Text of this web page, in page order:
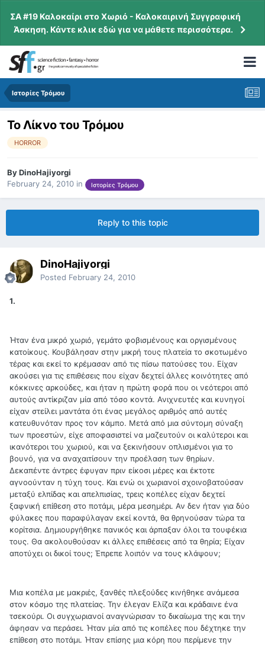
ΣΑ #19 Καλοκαίρι στο Χωριό - Καλοκαιρινή Συγγραφική
Άσκηση. Κάντε κλικ εδώ για να μάθετε περισσότερα.
Ιστορίες Τρόμου
Το Λίκνο του Τρόμου
HORROR
ByDinoHajiyorgi
February 24, 2010 in Ιστορίες Τρόμου
Reply to this topic
DinoHajiyorgi
Posted February 24, 2010
1.
Ήταν ένα μικρό χωριό, γεμάτο φοβισμένους και οργισμένους
κατοίκους. Κουβάλησαν στην μικρή τους πλατεία το σκοτωμένο
τέρας και εκεί το κρέμασαν από τις πίσω πατούσες του. Είχαν
ακούσει για τις επιθέσεις που είχαν δεχτεί άλλες κοινότητες από
κόκκινες αρκούδες, και ήταν η πρώτη φορά που οι νεότεροι από
αυτούς αντίκριζαν μία από τόσο κοντά. Ανιχνευτές και κυνηγοί
είχαν στείλει μαντάτα ότι ένας μεγάλος αριθμός από αυτές
κατευθυνόταν προς τον κάμπο. Μετά από μια σύντομη σύναξη
των προεστών, είχε αποφασιστεί να μαζευτούν οι καλύτεροι και
ικανότεροι του χωριού, και να ξεκινήσουν οπλισμένοι για το
βουνό, για να αναχαιτίσουν την προέλαση των θηρίων.
Δεκαπέντε άντρες έφυγαν πριν είκοσι μέρες και έκτοτε
αγνοούνταν η τύχη τους. Και ενώ οι χωριανοί σχοινοβατούσαν
μεταξύ ελπίδας και απελπισίας, τρεις κοπέλες είχαν δεχτεί
ξαφνική επίθεση στο ποτάμι, μέρα μεσημέρι. Αν δεν ήταν για δύο
φύλακες που παραφύλαγαν εκεί κοντά, θα θρηνούσαν τώρα τα
κορίτσια. Δημιουργήθηκε πανικός και άρπαξαν όλοι τα τουφέκια
τους. Θα ακολουθούσαν κι άλλες επιθέσεις από τα θηρία; Είχαν
αποτύχει οι δικοί τους; Έπρεπε λοιπόν να τους κλάψουν;
Μια κοπέλα με μακριές, ξανθές πλεξούδες κινήθηκε ανάμεσα
στον κόσμο της πλατείας. Την έλεγαν Ελίζα και κράδαινε ένα
τσεκούρι. Οι συγχωριανοί αναγνώρισαν το δικαίωμα της και την
άφησαν να περάσει. Ήταν μία από τις κοπέλες που δέχτηκε την
επίθεση στο ποτάμι. Ήταν επίσης μια κόρη που περίμενε την